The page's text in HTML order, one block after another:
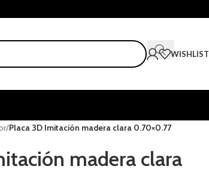
WISHLIST
/Placa 3D Imitación madera clara 0.70×0.77
madera clara